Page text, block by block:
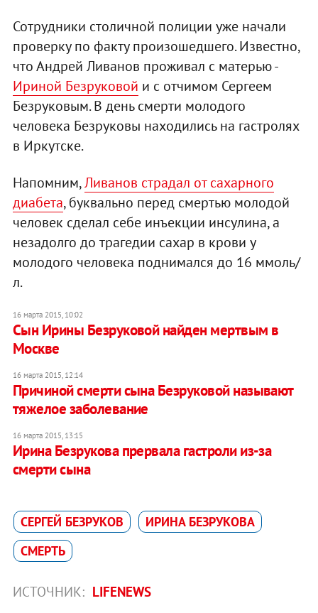
Сотрудники столичной полиции уже начали
проверку по факту произошедшего. Известно,
что Андрей Ливанов проживал с матерью -
Ириной Безруковой и с отчимом Сергеем
Безруковым. В день смерти молодого
человека Безруковы находились на гастролях
в Иркутске.
Напомним,Ливанов страдал от сахарного
диабета, буквально перед смертью молодой
человек сделал себе инъекции инсулина, а
незадолго до трагедии сахар в крови у
молодого человека поднимался до 16 ммоль/
л.
16 марта 2015, 10:02
Сын Ирины Безруковой найден мертвым в
Москве
16 марта 2015, 12:14
Причиной смерти сына Безруковой называют
тяжелое заболевание
16 марта 2015, 13:15
Ирина Безрукова прервала гастроли из-за
смерти сына
СЕРГЕЙ БЕЗРУКОВ
ИРИНА БЕЗРУКОВА
СМЕРТЬ
ИСТОЧНИК: LIFENEWS